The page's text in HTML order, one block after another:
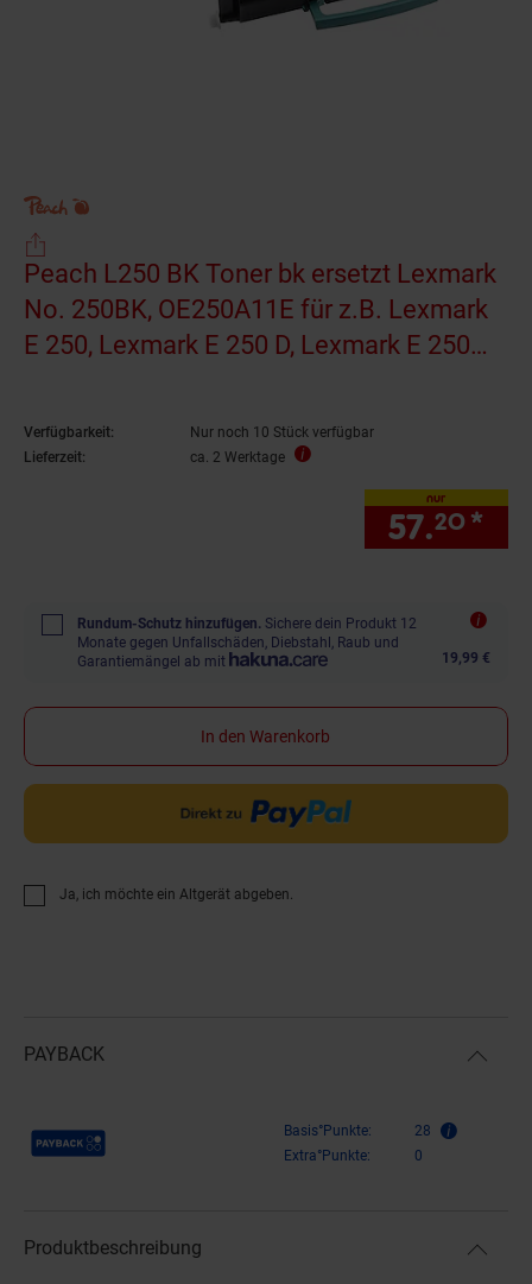
Peach L250 BK Toner bk ersetzt Lexmark
No. 250BK, OE250A11E für z.B. Lexmark
E 250, Lexmark E 250 D, Lexmark E 250
Verfügbarkeit:
Nur noch 10 Stück verfügbar
Lieferzeit:
ca. 2 Werktage
nur
57.20 *
Rundum-Schutz hinzufügen. Sichere dein Produkt 12
Monate gegen Unfallschäden, Diebstahl, Raub und
Garantiemängel ab mit
19,99 €
In den Warenkorb
Ja, ich möchte ein Altgerät abgeben.
PAYBACK
Payback Punkte Basis°Punkte:
28
Extra°Punkte:
0
Produktbeschreibung